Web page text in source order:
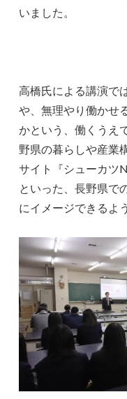
いました。
高橋氏による講演で
や、無理やり働かせ
かという、働くうえ
野県の暮らしや産業
サイト『シューカツ
といった、長野県で
にイメージできるよ